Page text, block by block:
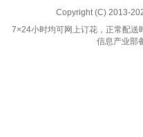
Copyright (C) 2013-
7×24小时均可网上订花，正常配
信息产业部